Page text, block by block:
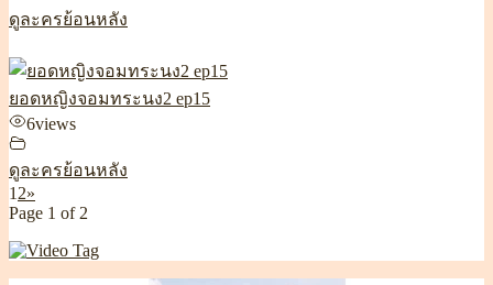
ดูละครย้อนหลัง
ยอดหญิงจอมทระนง2 ep15
6views
ดูละครย้อนหลัง
1 2»
Page 1 of 2